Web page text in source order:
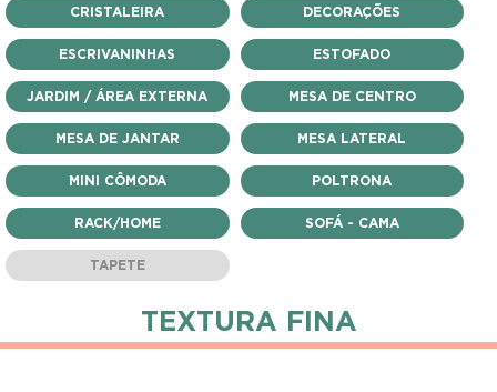
CRISTALEIRA DECORAÇÕES
ESCRIVANINHAS ESTOFADO
JARDIM / ÁREA EXTERNA MESA DE CENTRO
MESA DE JANTAR MESA LATERAL
MINI CÔMODA POLTRONA
RACK/HOME SOFÁ - CAMA
TAPETE
TEXTURA FINA